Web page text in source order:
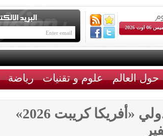
اوت 2026
حول العالم علوم و تقنيات رياضة
تونس تستضيف المؤتمر الدولي «أفريكا كريبت 2026»